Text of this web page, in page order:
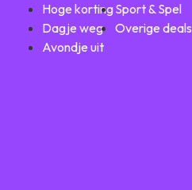
Hoge korting
Dagje weg
Avondje uit
Sport & Spel
Overige deals